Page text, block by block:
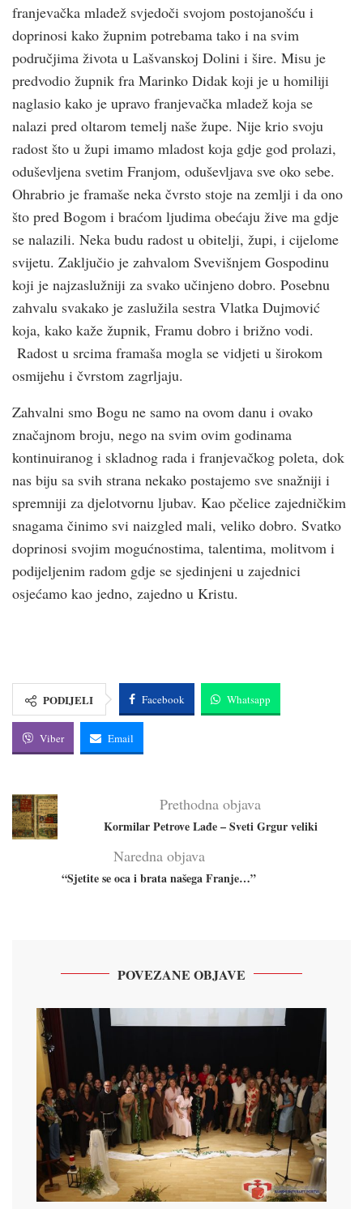
franjevačka mladež svjedoči svojom postojanošću i
doprinosi kako župnim potrebama tako i na svim
područjima života u Lašvanskoj Dolini i šire. Misu je
predvodio župnik fra Marinko Didak koji je u homiliji
naglasio kako je upravo franjevačka mladež koja se
nalazi pred oltarom temelj naše župe. Nije krio svoju
radost što u župi imamo mladost koja gdje god prolazi,
oduševljena svetim Franjom, oduševljava sve oko sebe.
Ohrabrio je framaše neka čvrsto stoje na zemlji i da ono
što pred Bogom i braćom ljudima obećaju žive ma gdje
se nalazili. Neka budu radost u obitelji, župi, i cijelome
svijetu. Zaključio je zahvalom Svevišnjem Gospodinu
koji je najzaslužniji za svako učinjeno dobro. Posebnu
zahvalu svakako je zaslužila sestra Vlatka Dujmović
koja, kako kaže župnik, Framu dobro i brižno vodi.
Radost u srcima framaša mogla se vidjeti u širokom
osmijehu i čvrstom zagrljaju.
Zahvalni smo Bogu ne samo na ovom danu i ovako
značajnom broju, nego na svim ovim godinama
kontinuiranog i skladnog rada i franjevačkog poleta, dok
nas biju sa svih strana nekako postajemo sve snažniji i
spremniji za djelotvornu ljubav. Kao pčelice zajedničkim
snagama činimo svi naizgled mali, veliko dobro. Svatko
doprinosi svojim mogućnostima, talentima, molitvom i
podijeljenim radom gdje se sjedinjeni u zajednici
osjećamo kao jedno, zajedno u Kristu.
PODIJELI Facebook Whatsapp
Viber Email
Prethodna objava
Kormilar Petrove Lađe – Sveti Grgur veliki
Naredna objava
“Sjetite se oca i brata našega Franje…”
POVEZANE OBJAVE